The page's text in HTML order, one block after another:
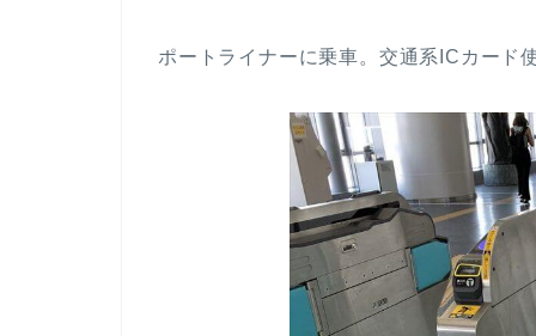
ポートライナーに乗車。交通系ICカード